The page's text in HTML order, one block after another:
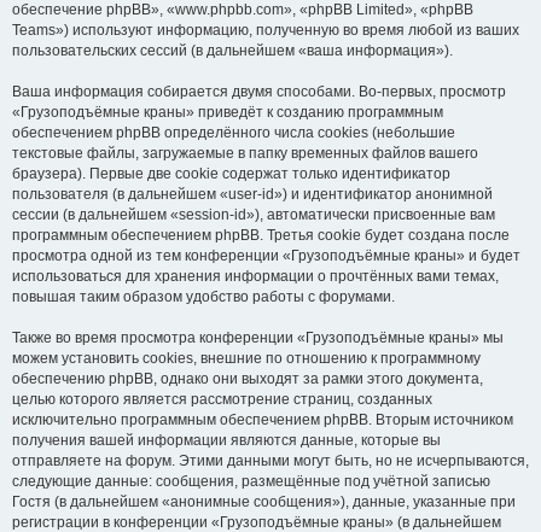
обеспечение phpBB», «www.phpbb.com», «phpBB Limited», «phpBB
Teams») используют информацию, полученную во время любой из ваших
пользовательских сессий (в дальнейшем «ваша информация»).
Ваша информация собирается двумя способами. Во-первых, просмотр
«Грузоподъёмные краны» приведёт к созданию программным
обеспечением phpBB определённого числа cookies (небольшие
текстовые файлы, загружаемые в папку временных файлов вашего
браузера). Первые две cookie содержат только идентификатор
пользователя (в дальнейшем «user-id») и идентификатор анонимной
сессии (в дальнейшем «session-id»), автоматически присвоенные вам
программным обеспечением phpBB. Третья cookie будет создана после
просмотра одной из тем конференции «Грузоподъёмные краны» и будет
использоваться для хранения информации о прочтённых вами темах,
повышая таким образом удобство работы с форумами.
Также во время просмотра конференции «Грузоподъёмные краны» мы
можем установить cookies, внешние по отношению к программному
обеспечению phpBB, однако они выходят за рамки этого документа,
целью которого является рассмотрение страниц, созданных
исключительно программным обеспечением phpBB. Вторым источником
получения вашей информации являются данные, которые вы
отправляете на форум. Этими данными могут быть, но не исчерпываются,
следующие данные: сообщения, размещённые под учётной записью
Гостя (в дальнейшем «анонимные сообщения»), данные, указанные при
регистрации в конференции «Грузоподъёмные краны» (в дальнейшем